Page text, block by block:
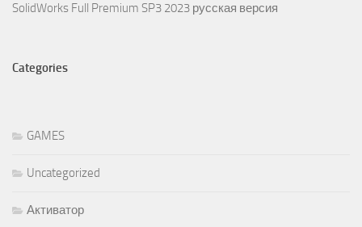
SolidWorks Full Premium SP3 2023 русская версия
Categories
GAMES
Uncategorized
Активатор